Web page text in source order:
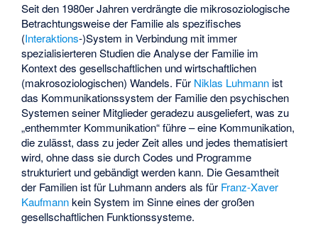
Seit den 1980er Jahren verdrängte die mikrosoziologische
Betrachtungsweise der Familie als spezifisches
(Interaktions-)System in Verbindung mit immer
spezialisierteren Studien die Analyse der Familie im
Kontext des gesellschaftlichen und wirtschaftlichen
(makrosoziologischen) Wandels. Für Niklas Luhmann ist
das Kommunikationssystem der Familie den psychischen
Systemen seiner Mitglieder geradezu ausgeliefert, was zu
„enthemmter Kommunikation“ führe – eine Kommunikation,
die zulässt, dass zu jeder Zeit alles und jedes thematisiert
wird, ohne dass sie durch Codes und Programme
strukturiert und gebändigt werden kann. Die Gesamtheit
der Familien ist für Luhmann anders als für Franz-Xaver
Kaufmannkein System im Sinne eines der großen
gesellschaftlichen Funktionssysteme.